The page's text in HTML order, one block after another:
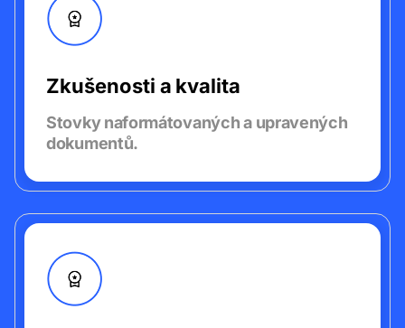
Zkušenosti a kvalita
Stovky naformátovanýcha upravených
dokumentů.